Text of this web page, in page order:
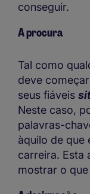
conseguir.
A procura
Tal como
deve
seus fiáveis
Neste caso,
palavras-
àquilo de que
carreira. Esta
mostrar o